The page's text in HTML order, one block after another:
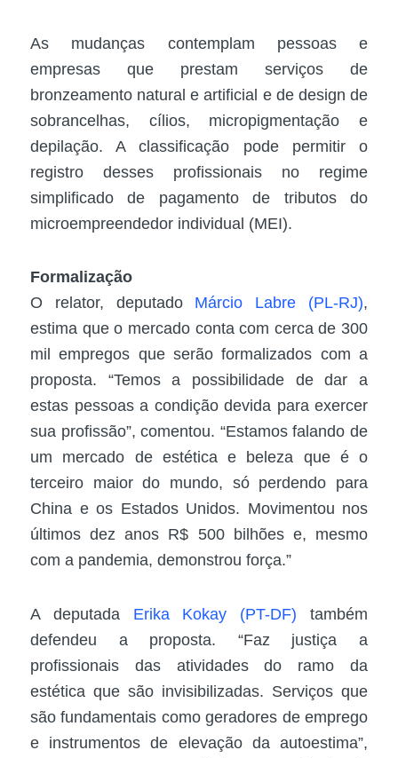
As mudanças contemplam pessoas e
empresas que prestam serviços de
bronzeamento natural e artificial e de design de
sobrancelhas, cílios, micropigmentação e
depilação. A classificação pode permitir o
registro desses profissionais no regime
simplificado de pagamento de tributos do
microempreendedor individual (MEI).
Formalização
O relator, deputado Márcio Labre (PL-RJ),
estima que o mercado conta com cerca de 300
mil empregos que serão formalizados com a
proposta. “Temos a possibilidade de dar a
estas pessoas a condição devida para exercer
sua profissão”, comentou. “Estamos falando de
um mercado de estética e beleza que é o
terceiro maior do mundo, só perdendo para
China e os Estados Unidos. Movimentou nos
últimos dez anos R$ 500 bilhões e, mesmo
com a pandemia, demonstrou força.”
A deputada Erika Kokay (PT-DF) também
defendeu a proposta. “Faz justiça a
profissionais das atividades do ramo da
estética que são invisibilizadas. Serviços que
são fundamentais como geradores de emprego
e instrumentos de elevação da autoestima”,